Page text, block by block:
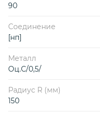
90
Соединение
[нп]
Металл
Оц.С/0,5/
Радиус R (мм)
150